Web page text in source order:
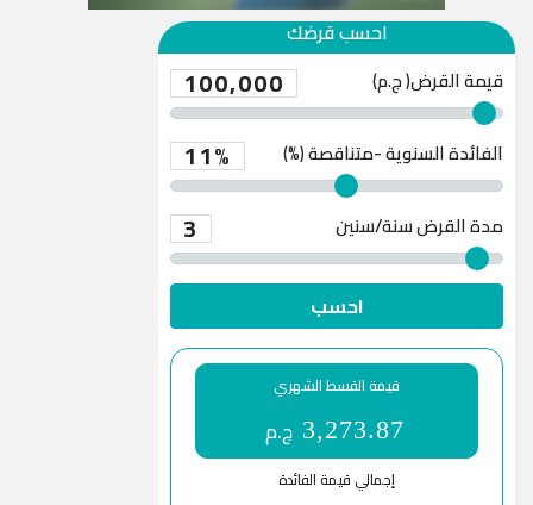
احسب قرضك
قيمة القرض( ج.م) 100,000
الفائدة السنوية -متناقصة (%) 11%
مدة القرض 3 سنة/سنين
احسب
قيمة القسط الشهري
3,273.87 ج.م
إجمالي قيمة الفائدة